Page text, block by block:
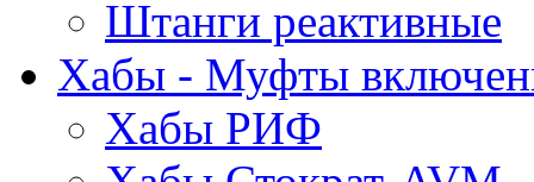
Штанги реактивные
Хабы - Муфты
Хабы РИФ